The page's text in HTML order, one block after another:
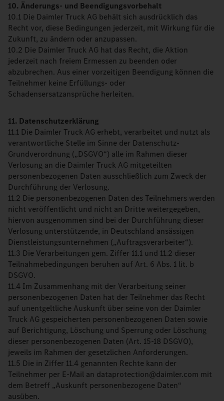
10. Änderungs- und Beendigungsvorbehalt
10.1 Die Daimler Truck AG behält sich ausdrücklich das
Recht vor, diese Bedingungen jederzeit, mit Wirkung für die
Zukunft, zu ändern oder anzupassen.
10.2 Die Daimler Truck AG hat das Recht, die Aktion
jederzeit nach freiem Ermessen zu beenden oder
abzubrechen. Aus einer vorzeitigen Beendigung können die
Teilnehmer keine Erfüllungs- oder
Schadensersatzansprüche herleiten.
11. Datenschutzerklärung
11.1 Die Daimler Truck AG erhebt, verarbeitet und nutzt als
verantwortliche Stelle im Sinne der Datenschutz-
Grundverordnung („DSGVO“) alle im Rahmen dieser
Verlosung an die Daimler Truck AG mitgeteilten
personenbezogenen Daten ausschließlich zum Zweck der
Durchführung der Verlosung.
11.2 Die personenbezogenen Daten des Teilnehmers werden
nicht veröffentlicht und nicht an Dritte weitergegeben,
hiervon ausgenommen sind bei der Durchführung dieser
Verlosung unterstützende, in Deutschland ansässigen
Dienstleistungsunternehmen („Auftragsverarbeiter“).
11.3 Die Verarbeitungen gem. Ziffer 11.1 und 11.2 dieser
Teilnahmebedingungen beruhen auf Art. 6 Abs. 1 lit. b
DSGVO.
11.4 Im Zusammenhang mit der Verarbeitung seiner
personenbezogenen Daten hat der Teilnehmer das Recht
auf unentgeltliche Auskunft über seine von der Daimler
Truck AG gespeicherten personenbezogenen Daten sowie
auf Berichtigung, Löschung und Sperrung oder Löschung
dieser personenbezogenen Daten (Art. 15-18 DSGVO),
jeweils im Rahmen der gesetzlichen Anforderungen.
11.5 Die in Ziffer 11.4 genannten Rechte kann der
Teilnehmer per E-Mail an dataprotection@daimler.com mit
dem Betreff „Auskunft personenbezogene Daten“
ausüben.